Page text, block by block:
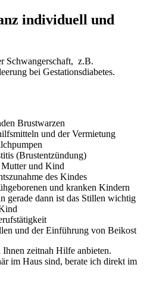
individuell und
Schwangerschaft, z.B.
bei Gestationsdiabetes.
Brustwarzen
und der Vermietung
(Brustentzündung)
und Kind
des Kindes
und kranken Kindern
gerade dann ist das Stillen wichtig
und der Einführung von Beikost
zeitnah Hilfe anbieten.
im Haus sind, berate ich direkt im